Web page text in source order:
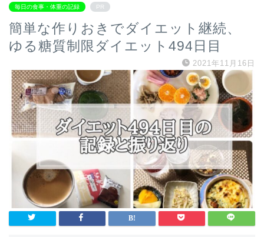
毎日の食事・体重の記録 PR
簡単な作りおきでダイエット継続、
ゆる糖質制限ダイエット494日目
2021年11月16日